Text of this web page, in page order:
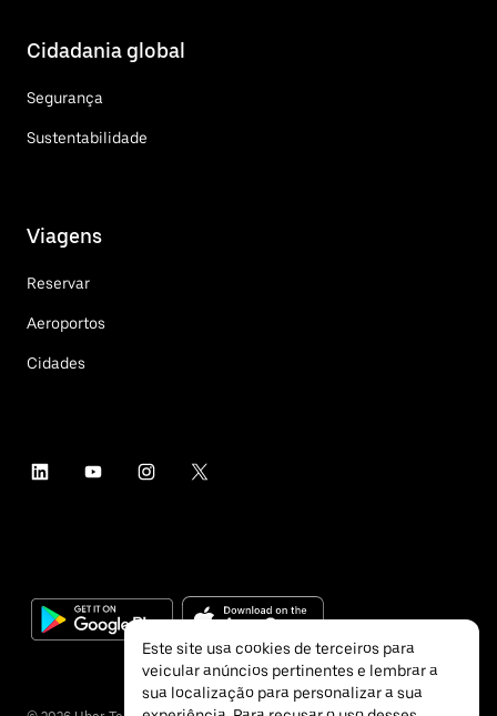
Cidadania global
Segurança
Sustentabilidade
Viagens
Reservar
Aeroportos
Cidades
Este site usa cookies de terceiros para
veicular anúncios pertinentes e lembrar a
sua localização para personalizar a sua